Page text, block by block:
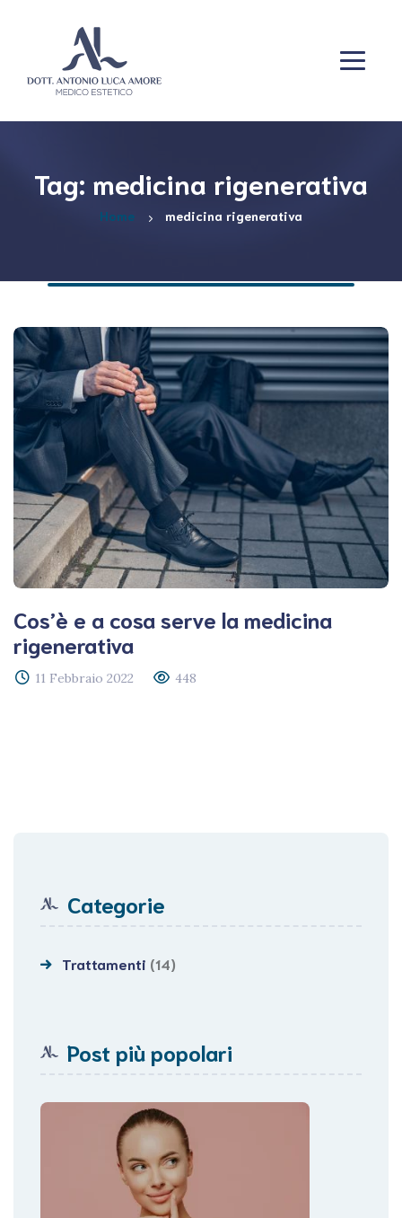
Tag: medicina rigenerativa
Home medicina rigenerativa
Cos’è e a cosa serve la medicina
rigenerativa
11 Febbraio 2022 448
Categorie
Trattamenti (14)
Post più popolari